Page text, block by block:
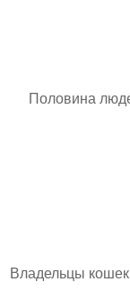
Половина
Владельцы